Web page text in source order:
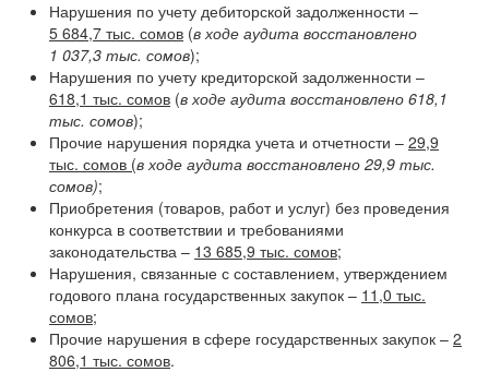
Нарушения по учету дебиторской задолженности –
5 684,7 тыс. сомов (в ходе аудита восстановлено
1 037,3 тыс. сомов);
Нарушения по учету кредиторской задолженности –
618,1 тыс. сомов (в ходе аудита восстановлено 618,1
тыс. сомов);
Прочие нарушения порядка учета и отчетности – 29,9
тыс. сомов (в ходе аудита восстановлено 29,9 тыс.
сомов);
Приобретения (товаров, работ и услуг) без проведения
конкурса в соответствии и требованиями
законодательства – 13 685,9 тыс. сомов;
Нарушения, связанные с составлением, утверждением
годового плана государственных закупок – 11,0 тыс.
сомов;
Прочие нарушения в сфере государственных закупок – 2
806,1 тыс. сомов.